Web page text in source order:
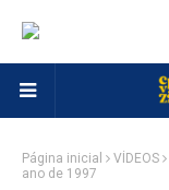
Página inicial VÍDEOS
ano de 1997